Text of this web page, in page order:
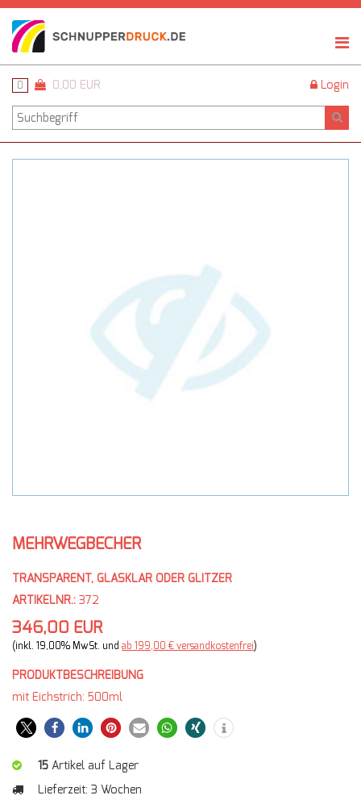
0 0,00 EUR Login
MEHRWEGBECHER
TRANSPARENT, GLASKLAR ODER GLITZER
ARTIKELNR.: 372
346,00 EUR
(inkl. 19,00% MwSt. und ab 199,00 € versandkostenfrei)
PRODUKTBESCHREIBUNG
mit Eichstrich: 500ml
15 Artikel auf Lager
Lieferzeit: 3 Wochen